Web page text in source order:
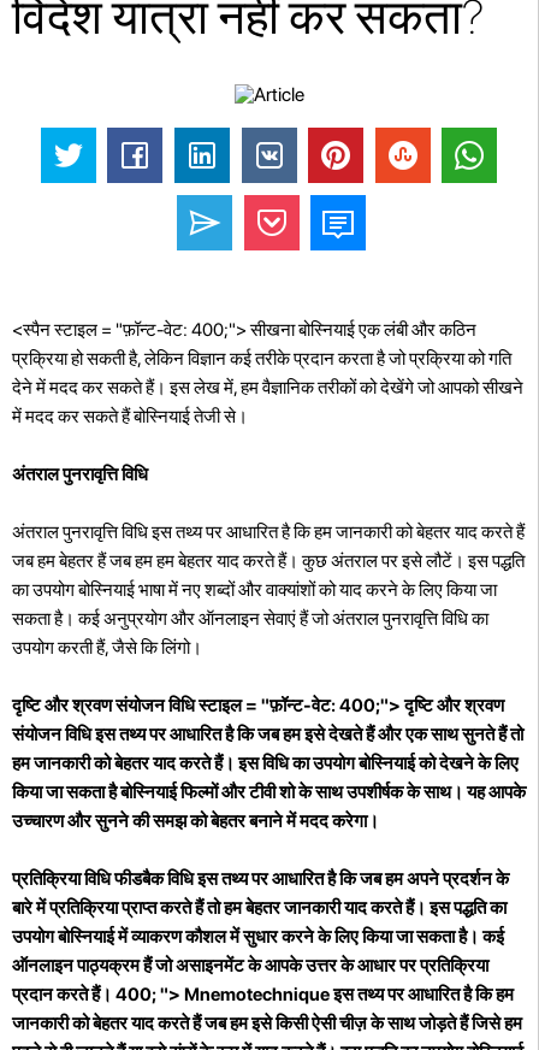
विदेश यात्रा नहीं कर सकता?
<स्पैन स्टाइल = "फ़ॉन्ट-वेट: 400;"> सीखना बोस्नियाई एक लंबी और कठिन
प्रक्रिया हो सकती है, लेकिन विज्ञान कई तरीके प्रदान करता है जो प्रक्रिया को गति
देने में मदद कर सकते हैं। इस लेख में, हम वैज्ञानिक तरीकों को देखेंगे जो आपको सीखने
में मदद कर सकते हैं बोस्नियाई तेजी से।
अंतराल पुनरावृत्ति विधि
अंतराल पुनरावृत्ति विधि इस तथ्य पर आधारित है कि हम जानकारी को बेहतर याद करते हैं
जब हम बेहतर हैं जब हम हम बेहतर याद करते हैं। कुछ अंतराल पर इसे लौटें। इस पद्धति
का उपयोग बोस्नियाई भाषा में नए शब्दों और वाक्यांशों को याद करने के लिए किया जा
सकता है। कई अनुप्रयोग और ऑनलाइन सेवाएं हैं जो अंतराल पुनरावृत्ति विधि का
उपयोग करती हैं, जैसे कि लिंगो।
दृष्टि और श्रवण संयोजन विधि स्टाइल = "फ़ॉन्ट-वेट: 400;"> दृष्टि और श्रवण
संयोजन विधि इस तथ्य पर आधारित है कि जब हम इसे देखते हैं और एक साथ सुनते हैं तो
हम जानकारी को बेहतर याद करते हैं। इस विधि का उपयोग बोस्नियाई को देखने के लिए
किया जा सकता है बोस्नियाई फिल्मों और टीवी शो के साथ उपशीर्षक के साथ। यह आपके
उच्चारण और सुनने की समझ को बेहतर बनाने में मदद करेगा।
प्रतिक्रिया विधि फीडबैक विधि इस तथ्य पर आधारित है कि जब हम अपने प्रदर्शन के
बारे में प्रतिक्रिया प्राप्त करते हैं तो हम बेहतर जानकारी याद करते हैं। इस पद्धति का
उपयोग बोस्नियाई में व्याकरण कौशल में सुधार करने के लिए किया जा सकता है। कई
ऑनलाइन पाठ्यक्रम हैं जो असाइनमेंट के आपके उत्तर के आधार पर प्रतिक्रिया
प्रदान करते हैं। 400; "> Mnemotechnique इस तथ्य पर आधारित है कि हम
जानकारी को बेहतर याद करते हैं जब हम इसे किसी ऐसी चीज़ के साथ जोड़ते हैं जिसे हम